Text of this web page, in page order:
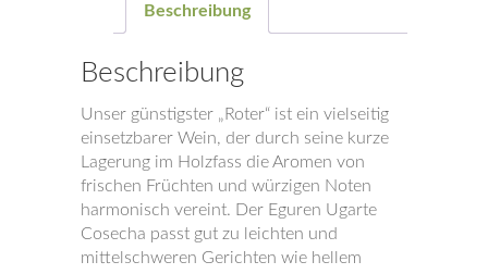
Beschreibung
Beschreibung
Unser günstigster „Roter“ ist ein vielseitig
einsetzbarer Wein, der durch seine kurze
Lagerung im Holzfass die Aromen von
frischen Früchten und würzigen Noten
harmonisch vereint. Der Eguren Ugarte
Cosecha passt gut zu leichten und
mittelschweren Gerichten wie hellem